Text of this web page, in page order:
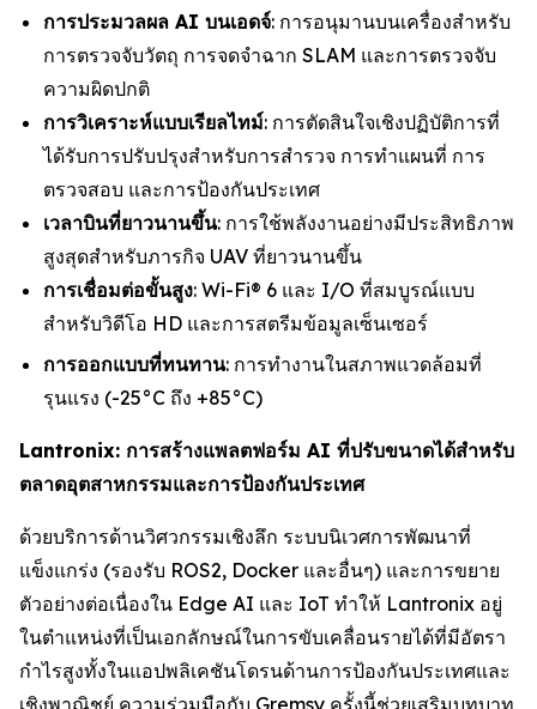
การประมวลผล AI บนเอดจ์: การอนุมานบนเครื่องสำหรับ
การตรวจจับวัตถุ การจดจำฉาก SLAM และการตรวจจับ
ความผิดปกติ
การวิเคราะห์แบบเรียลไทม์: การตัดสินใจเชิงปฏิบัติการที่
ได้รับการปรับปรุงสำหรับการสำรวจ การทำแผนที่ การ
ตรวจสอบ และการป้องกันประเทศ
เวลาบินที่ยาวนานขึ้น: การใช้พลังงานอย่างมีประสิทธิภาพ
สูงสุดสำหรับภารกิจ UAV ที่ยาวนานขึ้น
การเชื่อมต่อขั้นสูง: Wi-Fi® 6 และ I/O ที่สมบูรณ์แบบ
สำหรับวิดีโอ HD และการสตรีมข้อมูลเซ็นเซอร์
การออกแบบที่ทนทาน: การทำงานในสภาพแวดล้อมที่
รุนแรง (-25°C ถึง +85°C)
Lantronix: การสร้างแพลตฟอร์ม AI ที่ปรับขนาดได้สำหรับ
ตลาดอุตสาหกรรมและการป้องกันประเทศ
ด้วยบริการด้านวิศวกรรมเชิงลึก ระบบนิเวศการพัฒนาที่
แข็งแกร่ง (รองรับ ROS2, Docker และอื่นๆ) และการขยาย
ตัวอย่างต่อเนื่องใน Edge AI และ IoT ทำให้ Lantronix อยู่
ในตำแหน่งที่เป็นเอกลักษณ์ในการขับเคลื่อนรายได้ที่มีอัตรา
กำไรสูงทั้งในแอปพลิเคชันโดรนด้านการป้องกันประเทศและ